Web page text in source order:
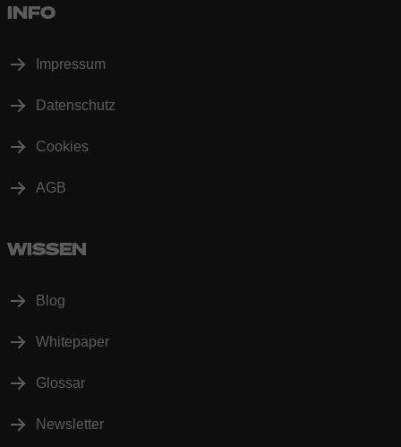
INFO
Impressum
Datenschutz
Cookies
AGB
WISSEN
Blog
Whitepaper
Glossar
Newsletter